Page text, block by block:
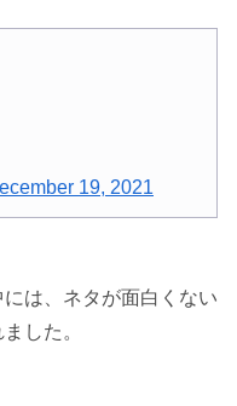
19, 2021
は、ネタが面白くない
した。